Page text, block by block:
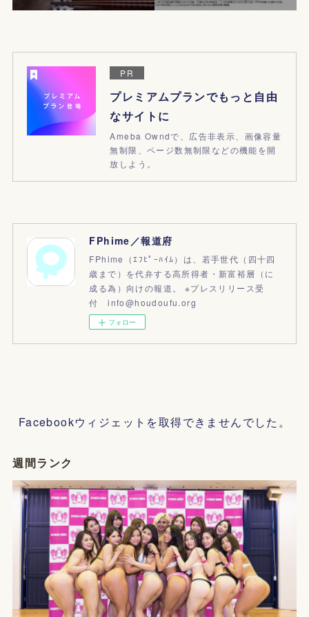
PR
プレミアムプランでもっと自由
なサイトに
Ameba Owndで、広告非表示、画像容量
無制限、ページ数無制限などの機能を開
放しよう。
FPhime／報道府
FPhime（ｴﾌﾋﾟｰﾊｲﾑ）は、若手世代（四十四
歳まで）を代弁する高所得者・新富裕層（に
成る為）向けの報道。 ※プレスリリース受
付 info@houdoufu.org
フォロー
Facebookウィジェットを取得できませんでした。
週間ランク